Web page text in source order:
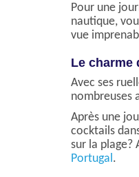
Pour une
nautique,
vue
Le charme
Avec ses
nombreuses
Après une
cocktails
sur la plage?
Portugal .